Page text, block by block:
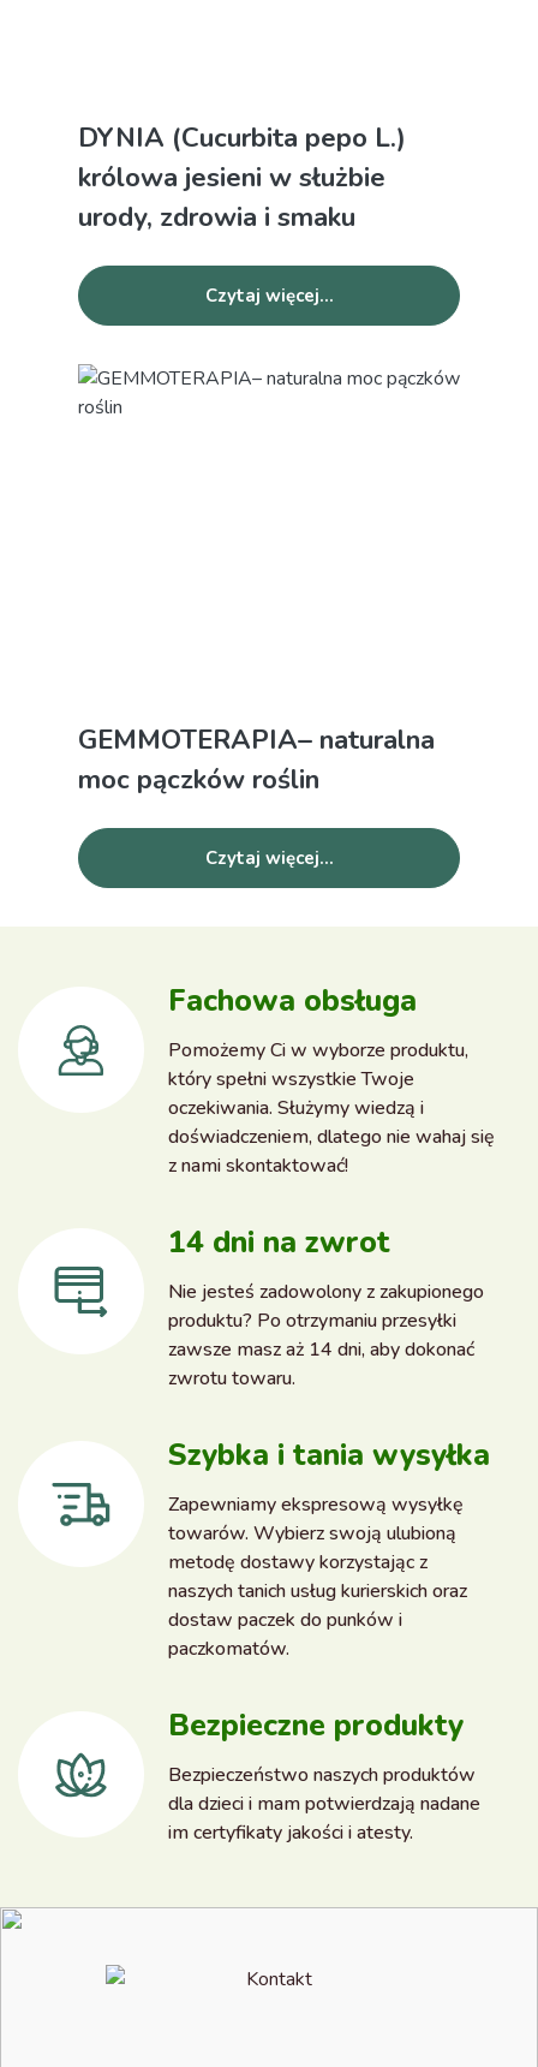
DYNIA (Cucurbita pepo L.)
królowa jesieni w służbie
urody, zdrowia i smaku
Czytaj więcej...
GEMMOTERAPIA– naturalna
moc pączków roślin
Czytaj więcej...
Fachowa obsługa
Pomożemy Ci w wyborze produktu,
który spełni wszystkie Twoje
oczekiwania. Służymy wiedzą i
doświadczeniem, dlatego nie wahaj się
z nami skontaktować!
14 dni na zwrot
Nie jesteś zadowolony z zakupionego
produktu? Po otrzymaniu przesyłki
zawsze masz aż 14 dni, aby dokonać
zwrotu towaru.
Szybka i tania wysyłka
Zapewniamy ekspresową wysyłkę
towarów. Wybierz swoją ulubioną
metodę dostawy korzystając z
naszych tanich usług kurierskich oraz
dostaw paczek do punków i
paczkomatów.
Bezpieczne produkty
Bezpieczeństwo naszych produktów
dla dzieci i mam potwierdzają nadane
im certyfikaty jakości i atesty.